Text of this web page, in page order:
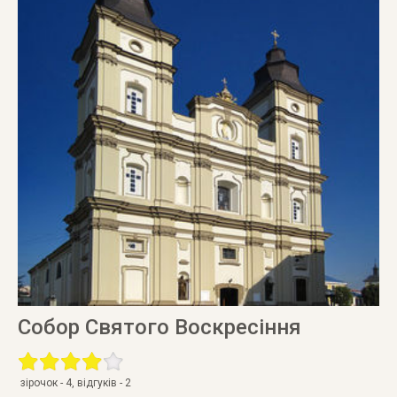
Собор Святого Воскресіння
зірочок - 4, відгуків - 2